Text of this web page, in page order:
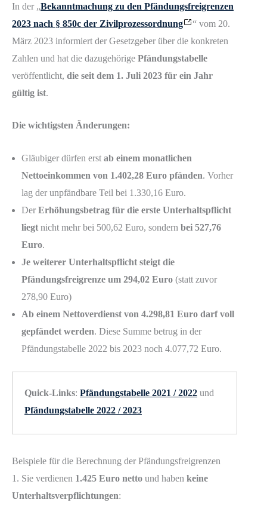
In der „Bekanntmachung zu den Pfändungsfreigrenzen
2023 nach § 850c der Zivilprozessordnung
“ vom 20.
März 2023 informiert der Gesetzgeber über die konkreten
Zahlen und hat die dazugehörige Pfändungstabelle
veröffentlicht, die seit dem 1. Juli 2023 für ein Jahr
gültig ist.
Die wichtigsten Änderungen:
Gläubiger dürfen erst ab einem monatlichen
Nettoeinkommen von 1.402,28 Euro pfänden. Vorher
lag der unpfändbare Teil bei 1.330,16 Euro.
Der Erhöhungsbetrag für die erste Unterhaltspflicht
liegt nicht mehr bei 500,62 Euro, sondern bei 527,76
Euro.
Je weiterer Unterhaltspflicht steigt die
Pfändungsfreigrenze um 294,02 Euro (statt zuvor
278,90 Euro)
Ab einem Nettoverdienst von 4.298,81 Euro darf voll
gepfändet werden. Diese Summe betrug in der
Pfändungstabelle 2022 bis 2023 noch 4.077,72 Euro.
Quick-Links: Pfändungstabelle 2021 / 2022 und
Pfändungstabelle 2022 / 2023
Beispiele für die Berechnung der Pfändungsfreigrenzen
1. Sie verdienen 1.425 Euro netto und haben keine
Unterhaltsverpflichtungen: